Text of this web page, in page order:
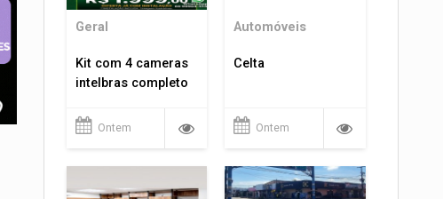
Geral
Kit com 4 cameras
intelbras completo
Ontem
Automóveis
Celta
Ontem